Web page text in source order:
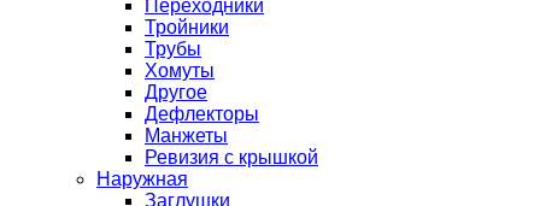
Переходники
Тройники
Трубы
Хомуты
Другое
Дефлекторы
Манжеты
Ревизия с крышкой
Наружная
Заглушки